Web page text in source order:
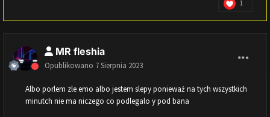
1
MR fleshia
Opublikowano 7 Sierpnia 2023
Albo porlem zle emo albo jestem slepy ponieważ na tych wszystkich
minutch nie ma niczego co podlegalo y pod bana